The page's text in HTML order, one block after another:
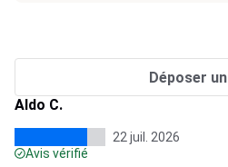
Déposer
Aldo C.
22 juil. 2026
Avis vérifié